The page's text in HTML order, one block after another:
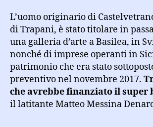
L’uomo originario di
di Trapani, è stato titolare in
una galleria d’arte a Basilea, in
nonché di imprese operanti in
patrimonio che era stato
preventivo nel novembre 2017.
che avrebbe finanziato il super
il latitante Matteo Messina